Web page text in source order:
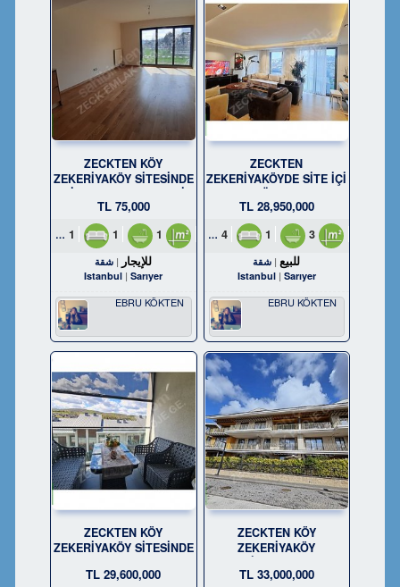
ZECKTEN
ZEKERİYAKÖYDE SİTE İÇİ
SATILIK LÜKS 4+1 210 M²
DAİRE
28,950,000 TL
270m²
4 1
3
للبيع
شقة
Istanbul
Sarıyer
EBRU KÖKTEN
ZECKTEN KÖY
ZEKERİYAKÖY SİTESİNDE
KİRALIK 1+1 BAHÇELİ
DAİRE
75,000 TL
1 1
1
للإيجار
شقة
Istanbul
Sarıyer
EBRU KÖKTEN
ZECKTEN KÖY
ZEKERİYAKÖY
TERAS DUBLEKS
33,000,000 TL
ZECKTEN KÖY
ZEKERİYAKÖY SİTESİNDE
DUBLEKS
29,600,000 TL